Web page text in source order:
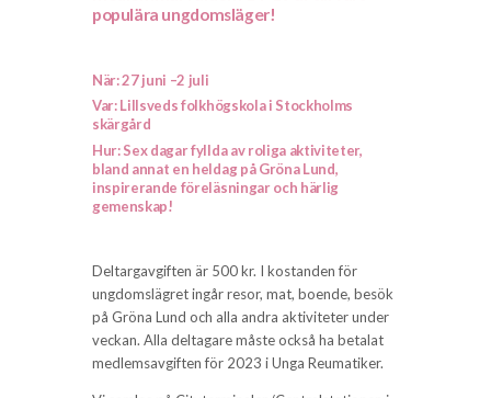
populära ungdomsläger!
När: 27 juni –2 juli
Var: Lillsveds folkhögskola i Stockholms
skärgård
Hur: Sex dagar fyllda av roliga aktiviteter,
bland annat en heldag på Gröna Lund,
inspirerande föreläsningar och härlig
gemenskap!
Deltargavgiften är 500 kr. I kostanden för
ungdomslägret ingår resor, mat, boende, besök
på Gröna Lund och alla andra aktiviteter under
veckan. Alla deltagare måste också ha betalat
medlemsavgiften för 2023 i Unga Reumatiker.